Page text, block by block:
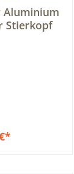
Bewertung
Aluminium
Stierkopf